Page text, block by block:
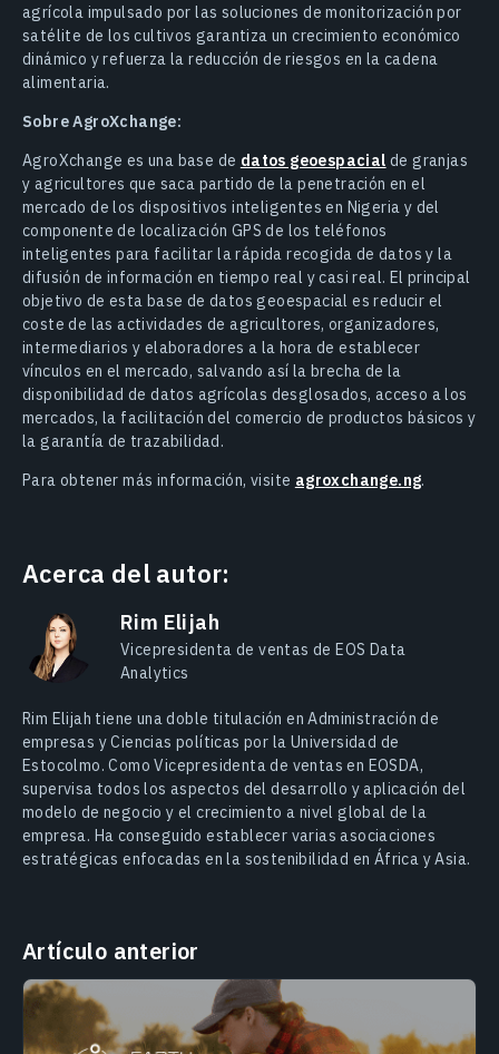
agrícola impulsado por las soluciones de monitorización por
satélite de los cultivos garantiza un crecimiento económico
dinámico y refuerza la reducción de riesgos en la cadena
alimentaria.
Sobre AgroXchange:
AgroXchange es una base de datos geoespacial de granjas
y agricultores que saca partido de la penetración en el
mercado de los dispositivos inteligentes en Nigeria y del
componente de localización GPS de los teléfonos
inteligentes para facilitar la rápida recogida de datos y la
difusión de información en tiempo real y casi real. El principal
objetivo de esta base de datos geoespacial es reducir el
coste de las actividades de agricultores, organizadores,
intermediarios y elaboradores a la hora de establecer
vínculos en el mercado, salvando así la brecha de la
disponibilidad de datos agrícolas desglosados, acceso a los
mercados, la facilitación del comercio de productos básicos y
la garantía de trazabilidad.
Para obtener más información, visite agroxchange.ng.
Acerca del autor:
Rim Elijah
Vicepresidenta de ventas de EOS Data
Analytics
Rim Elijah tiene una doble titulación en Administración de
empresas y Ciencias políticas por la Universidad de
Estocolmo. Como Vicepresidenta de ventas en EOSDA,
supervisa todos los aspectos del desarrollo y aplicación del
modelo de negocio y el crecimiento a nivel global de la
empresa. Ha conseguido establecer varias asociaciones
estratégicas enfocadas en la sostenibilidad en África y Asia.
Artículo anterior